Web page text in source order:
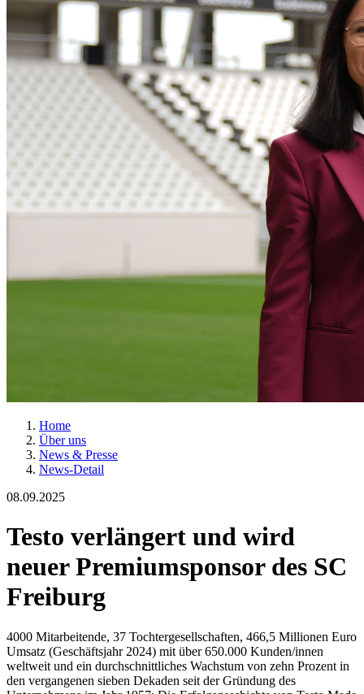
Home
Über uns
News & Presse
News-Detail
08.09.2025
Testo verlängert und wird
neuer Premiumsponsor des SC
Freiburg
4000 Mitarbeitende, 37 Tochtergesellschaften, 466,5 Millionen Euro
Umsatz (Geschäftsjahr 2024) mit über 650.000 Kunden/innen
weltweit und ein durchschnittliches Wachstum von zehn Prozent in
den vergangenen sieben Dekaden seit der Gründung des